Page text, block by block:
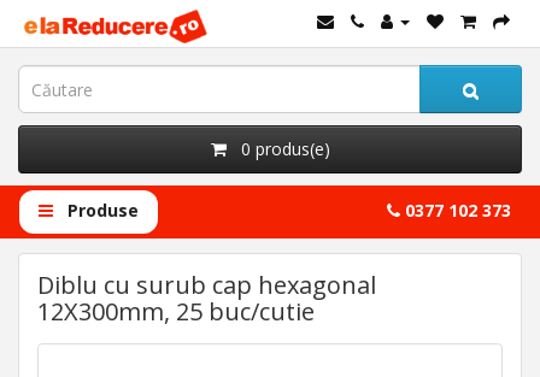
0 produs(e)
Produse 0377 102 373
Diblu cu surub cap hexagonal
12X300mm, 25 buc/cutie